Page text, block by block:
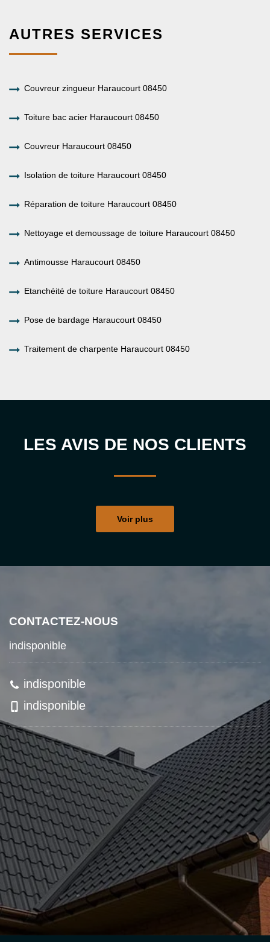
AUTRES SERVICES
Couvreur zingueur Haraucourt 08450
Toiture bac acier Haraucourt 08450
Couvreur Haraucourt 08450
Isolation de toiture Haraucourt 08450
Réparation de toiture Haraucourt 08450
Nettoyage et demoussage de toiture Haraucourt 08450
Antimousse Haraucourt 08450
Etanchéité de toiture Haraucourt 08450
Pose de bardage Haraucourt 08450
Traitement de charpente Haraucourt 08450
LES AVIS DE NOS CLIENTS
Voir plus
CONTACTEZ-NOUS
indisponible
indisponible
indisponible